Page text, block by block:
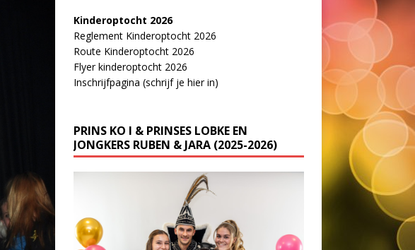
Kinderoptocht 2026
Reglement Kinderoptocht 2026
Route Kinderoptocht 2026
Flyer kinderoptocht 2026
Inschrijfpagina (schrijf je hier in)
PRINS KO I & PRINSES LOBKE EN
JONGKERS RUBEN & JARA (2025-2026)